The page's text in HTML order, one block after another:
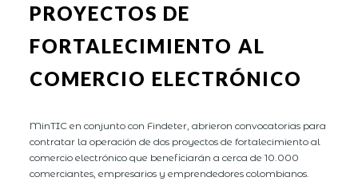
PROYECTOS DE
FORTALECIMIENTO AL
COMERCIO ELECTRÓNICO
MinTIC en conjunto con Findeter, abrieron convocatorias para
contratar la operación de dos proyectos de fortalecimiento al
comercio electrónico que beneficiarán a cerca de 10.000
comerciantes, empresarios y emprendedores colombianos.